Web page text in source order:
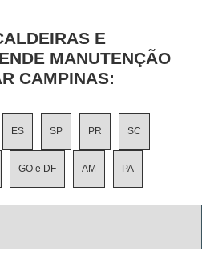
E
MANUTENÇÃO
CAMPINAS:
ES SP PR SC
GO e DF AM PA